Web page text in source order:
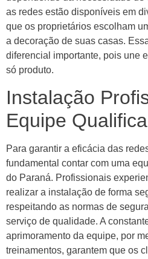
as redes estão disponíveis em
que os proprietários escolham
a decoração de suas casas.
diferencial importante, pois une
só produto.
Instalação
Equipe
Para garantir a eficácia das
fundamental contar com uma
do Paraná. Profissionais
realizar a instalação de forma
respeitando as normas de
serviço de qualidade. A
aprimoramento da equipe, por
treinamentos, garantem que os